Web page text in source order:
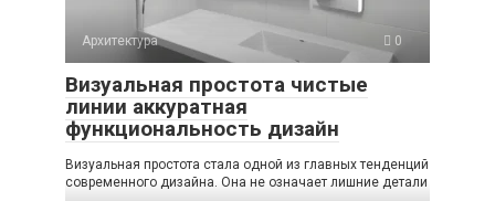
Архитектура 0
Визуальная простота чистые
линии аккуратная
функциональность дизайн
Визуальная простота стала одной из главных тенденций
современного дизайна. Она не означает лишние детали